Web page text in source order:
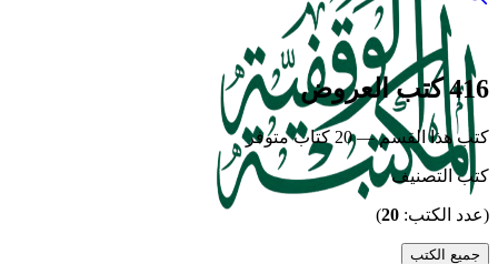
416 كتب العروض
كتب هذا القسم — 20 كتاب متوفر
كتب التصنيف
(عدد الكتب: 20
)
جميع الكتب